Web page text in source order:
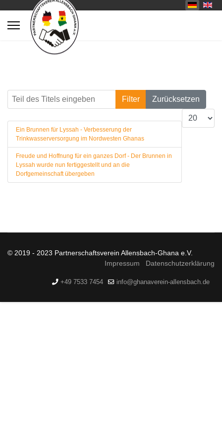
Filter Zurücksetzen
Ein Brunnen für Lyssah - Verbesserung der
Trinkwasserversorgung im Nordwesten Ghanas
Freude und Hoffnung für ein ganzes Dorf - Der Brunnen in
Lyssah wurde nun fertiggestellt und an die
Dorfgemeinschaft übergeben
© 2019 - 2023 Partnerschaftsverein Allensbach-Ghana e.V.
Impressum
Datenschutzerklärung
+49 7533 7454 info@ghanaverein-allensbach.de